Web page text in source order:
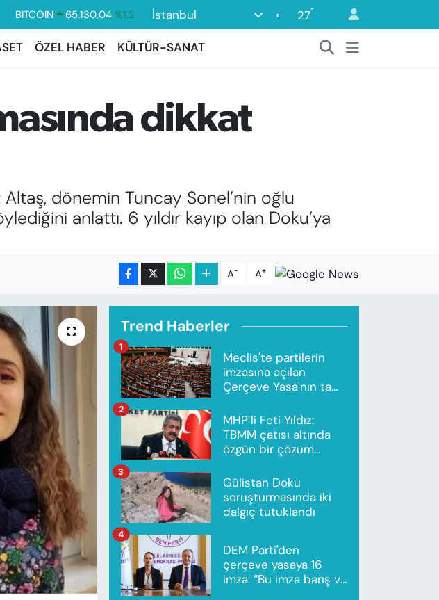
DOLAR 47,7106 %0.17
EURO
55,1652
%0.27
BİST100
13.773 %-19
İstanbul 27°
ÖZEL HABER KÜLTÜR-SANAT
dikkat
dönemin Tuncay Sonel’nin oğlu
anlattı. 6 yıldır kayıp olan Doku’ya
A- A+
Trend Haberler
Meclis'te partilerin
imzasına açılan
Çerçeve Yasa'nın tam
1
MHP’li Feti Yıldız:
TBMM çatısı altında
özgün bir çözüm
2
Gülistan Doku
soruşturmasında iki
dalgıç tutuklandı
3
DEM Parti'den
çerçeve yasaya 16
imza: “Bu imza barış ve
4